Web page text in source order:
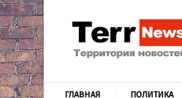
ГЛАВНАЯ ПОЛИТИКА